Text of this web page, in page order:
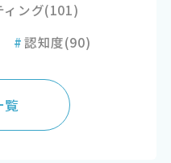
ィング(101)
#認知度(90)
覧